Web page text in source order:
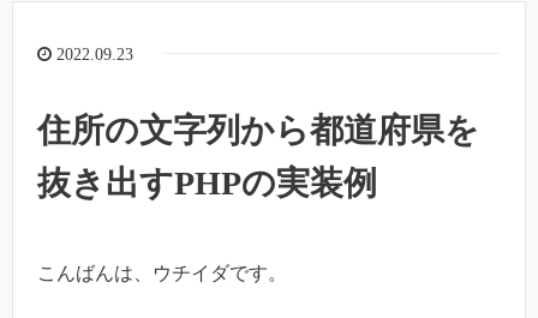
2022.09.23
住所の文字列から都道府県を
抜き出すPHPの実装例
こんばんは、ウチイダです。